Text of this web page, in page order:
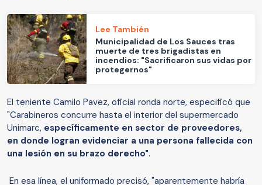
Lee También
Municipalidad de Los Sauces tras
muerte de tres brigadistas en
incendios: "Sacrificaron sus vidas por
protegernos"
El teniente Camilo Pavez, oficial ronda norte, especificó que
"Carabineros concurre hasta el interior del supermercado
Unimarc, específicamente en sector de proveedores,
en donde logran evidenciar a una persona fallecida con
una lesión en su brazo derecho".
En esa línea, el uniformado precisó, "aparentemente habría